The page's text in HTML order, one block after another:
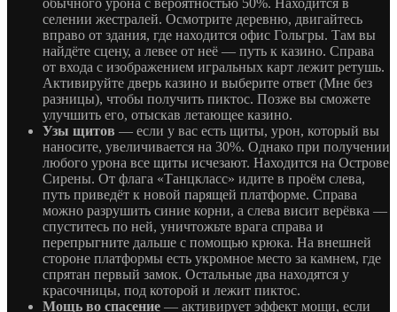
обычного урона с вероятностью 50%. Находится в
селении жестралей. Осмотрите деревню, двигайтесь
вправо от здания, где находится офис Гольгры. Там вы
найдёте сцену, а левее от неё — путь к казино. Справа
от входа с изображением игральных карт лежит ретушь.
Активируйте дверь казино и выберите ответ (Мне без
разницы), чтобы получить пиктос. Позже вы сможете
улучшить его, отыскав летающее казино.
Узы щитов — если у вас есть щиты, урон, который вы
наносите, увеличивается на 30%. Однако при получении
любого урона все щиты исчезают. Находится на Острове
Сирены. От флага «Танцкласс» идите в проём слева,
путь приведёт к новой парящей платформе. Справа
можно разрушить синие корни, а слева висит верёвка —
спуститесь по ней, уничтожьте врага справа и
перепрыгните дальше с помощью крюка. На внешней
стороне платформы есть укромное место за камнем, где
спрятан первый замок. Остальные два находятся у
красочницы, под которой и лежит пиктос.
Мощь во спасение — активирует эффект мощи, если